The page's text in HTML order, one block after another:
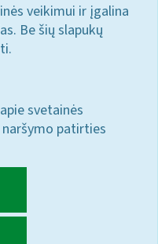
veikimui ir įgalina
Be šių slapukų
svetainės
patirties